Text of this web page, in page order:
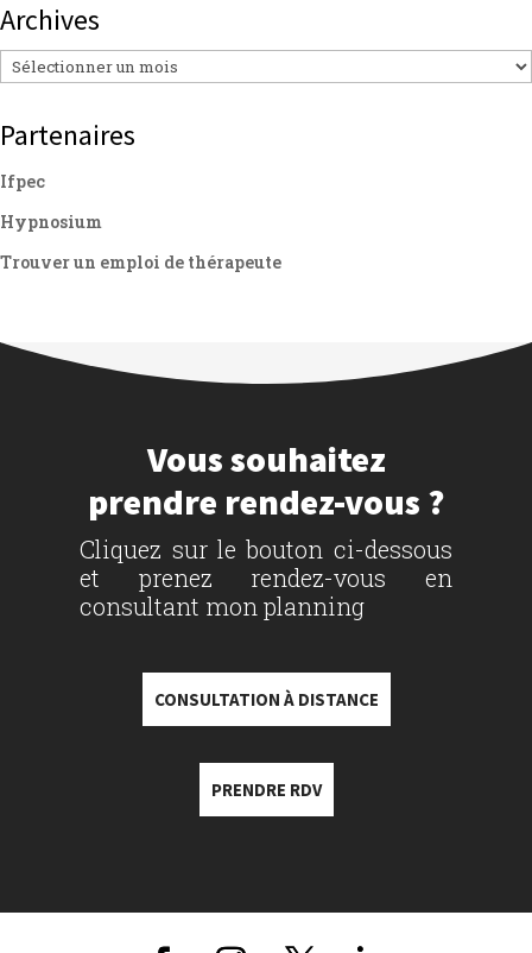
Archives
Archives
Partenaires
Ifpec
Hypnosium
Trouver un emploi de thérapeute
Vous souhaitez
prendre rendez-vous ?
Cliquez sur le bouton ci-dessous
et prenez rendez-vous en
consultant mon planning
CONSULTATION À DISTANCE
PRENDRE RDV